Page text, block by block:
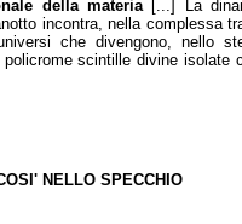
della materia[...] La
incontra, nella complessa
che divengono, nello
scintille divine isolate
NELLO SPECCHIO